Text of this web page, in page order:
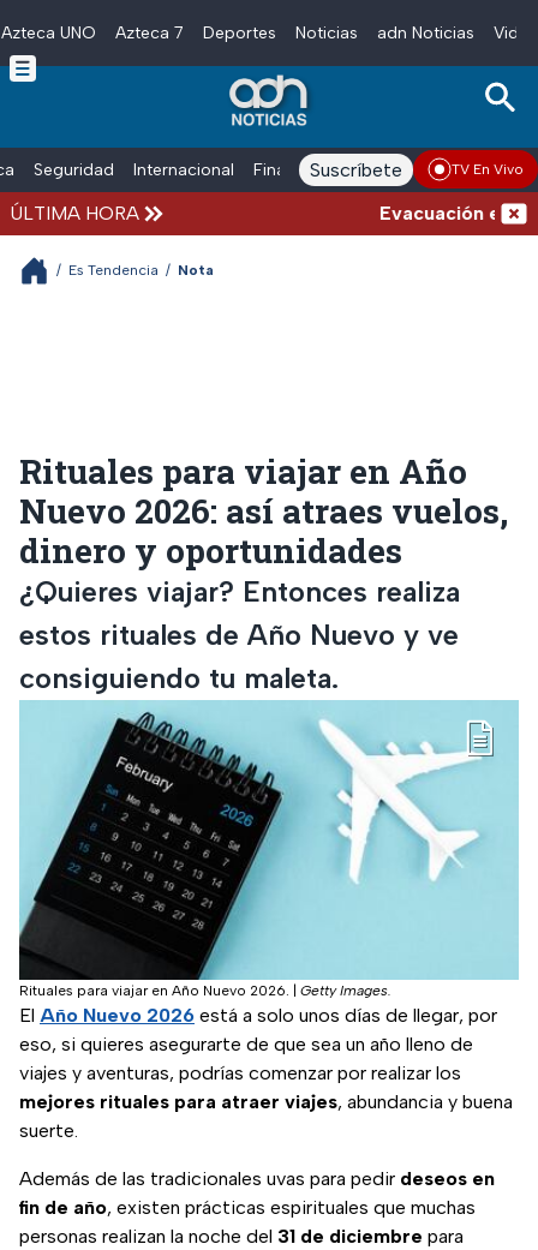
Skip to main content
Azteca UNO Azteca 7 Deportes Noticias adn Noticias
Seguridad Internacional Finanzas adn Noticias Radio
Suscríbete TV En Vivo
ÚLTIMA HORA Evacuación en la
/ Es Tendencia / Nota
Rituales para viajar en Año
Nuevo 2026: así atraes vuelos,
dinero y oportunidades
¿Quieres viajar? Entonces realiza
estos rituales de Año Nuevo y ve
consiguiendo tu maleta.
Rituales para viajar en Año Nuevo 2026. Getty Images.
El Año Nuevo 2026 está a solo unos días de llegar, por
eso, si quieres asegurarte de que sea un año lleno de
viajes y aventuras, podrías comenzar por realizar los
mejores rituales para atraer viajes, abundancia y buena
suerte.
Además de las tradicionales uvas para pedir deseos en
fin de año, existen prácticas espirituales que muchas
personas realizan la noche del 31 de diciembre para